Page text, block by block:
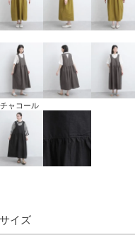
チャコール
サイズ